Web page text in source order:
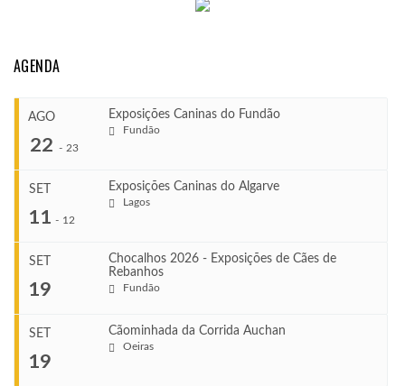
AGENDA
AGO
22 - 23
Exposições Caninas do Fundão
Fundão
COMEÇA
Ago 22, 2026
Ago 23, 2026
VENUE
SET
11 - 12
Exposições Caninas do Algarve
Lagos
COMEÇA
Set 11, 2026
SET
19
Chocalhos 2026 - Exposições de Cães de
Rebanhos
Fundão
SET
19
Cãominhada da Corrida Auchan
Oeiras